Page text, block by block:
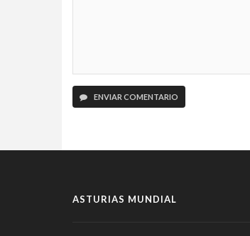
ENVIAR COMENTARIO
ASTURIAS MUNDIAL